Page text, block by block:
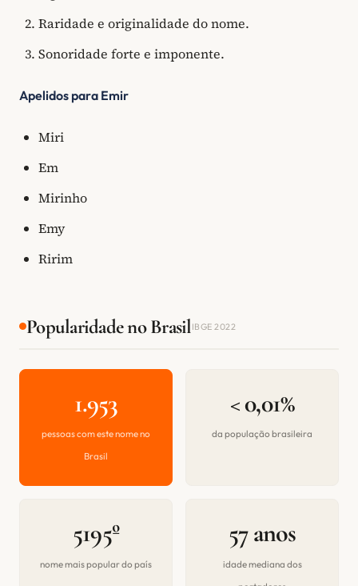
Raridade e originalidade do nome.
Sonoridade forte e imponente.
Apelidos para Emir
Miri
Em
Mirinho
Emy
Ririm
Popularidade no BrasilIBGE 2022
1.953
pessoas com este nome no
Brasil
< 0,01%
da população brasileira
5195º
nome mais popular do país
57 anos
idade mediana dos